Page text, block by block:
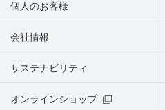
個人のお客様
会社情報
サステナビリティ
オンラインショップ